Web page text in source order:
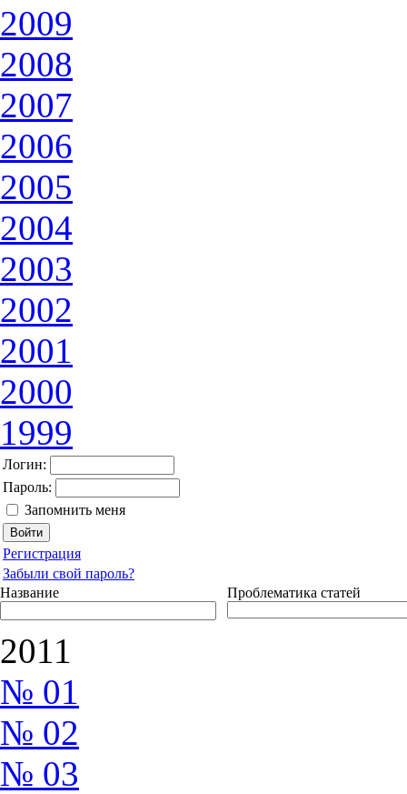
2009
2008
2007
2006
2005
2004
2003
2002
2001
2000
1999
Логин:
Пароль:
Запомнить меня
Регистрация
Забыли свой пароль?
Название
Проблематика статей
2011
№ 01
№ 02
№ 03